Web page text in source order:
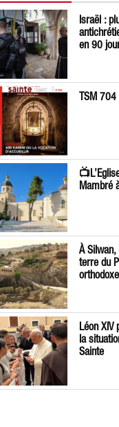
Israël :
en 90
TSM 704
Mambré
À Silwan,
terre du
Léon XIV
la
Sainte